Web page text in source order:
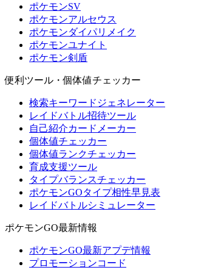
ポケモンSV
ポケモンアルセウス
ポケモンダイパリメイク
ポケモンユナイト
ポケモン剣盾
便利ツール・個体値チェッカー
検索キーワードジェネレーター
レイドバトル招待ツール
自己紹介カードメーカー
個体値チェッカー
個体値ランクチェッカー
育成支援ツール
タイプバランスチェッカー
ポケモンGOタイプ相性早見表
レイドバトルシミュレーター
ポケモンGO最新情報
ポケモンGO最新アプデ情報
プロモーションコード